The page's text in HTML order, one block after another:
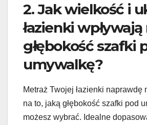
2. Jak wielkość i
łazienki wpływają
głębokość szafki
umywalkę?
Metraż Twojej łazienki naprawdę
na to, jaką głębokość szafki pod
możesz wybrać. Idealne